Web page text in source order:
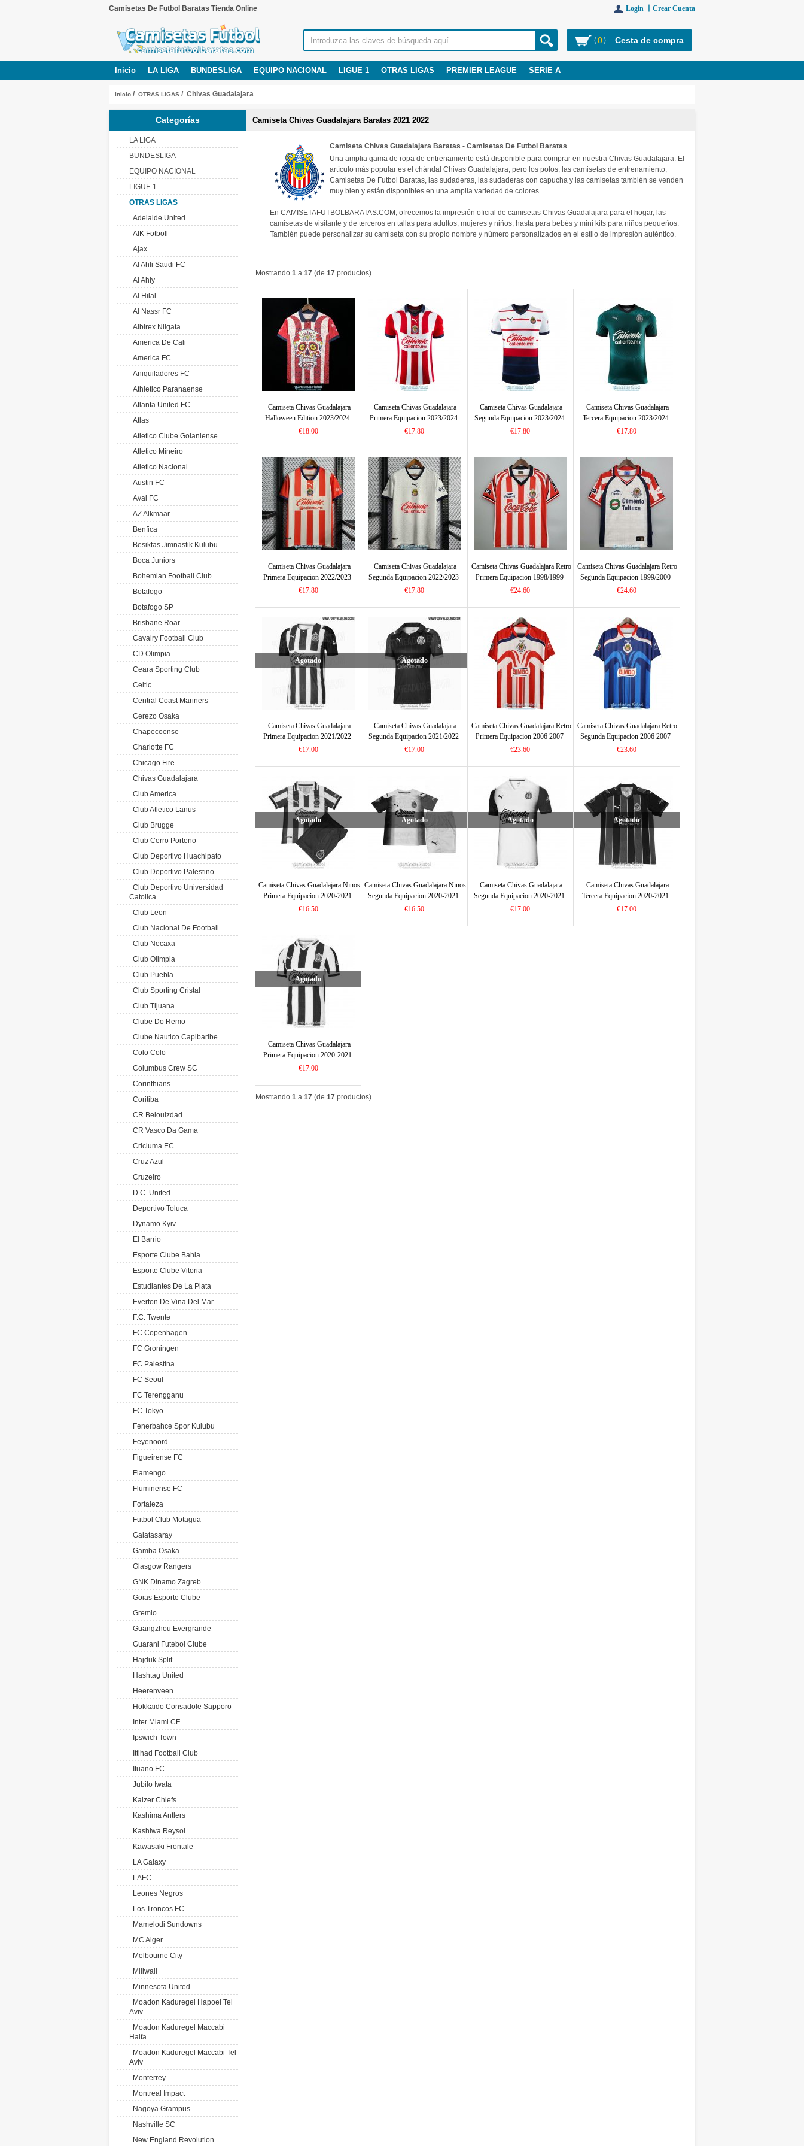
Camisetas De Futbol Baratas Tienda Online Login 丨 Crear Cuenta
(0) Cesta de compra
Inicio LA LIGA BUNDESLIGA EQUIPO NACIONAL LIGUE 1 OTRAS LIGAS PREMIER LEAGUE SERIE A
Inicio / OTRAS LIGAS / Chivas Guadalajara
Categorías
LA LIGA
BUNDESLIGA
EQUIPO NACIONAL
LIGUE 1
OTRAS LIGAS
Adelaide United
AIK Fotboll
Ajax
Al Ahli Saudi FC
Al Ahly
Al Hilal
Al Nassr FC
Albirex Niigata
America De Cali
America FC
Aniquiladores FC
Athletico Paranaense
Atlanta United FC
Atlas
Atletico Clube Goianiense
Atletico Mineiro
Atletico Nacional
Austin FC
Avai FC
AZ Alkmaar
Benfica
Besiktas Jimnastik Kulubu
Boca Juniors
Bohemian Football Club
Botafogo
Botafogo SP
Brisbane Roar
Cavalry Football Club
CD Olimpia
Ceara Sporting Club
Celtic
Central Coast Mariners
Cerezo Osaka
Chapecoense
Charlotte FC
Chicago Fire
Chivas Guadalajara
Club America
Club Atletico Lanus
Club Brugge
Club Cerro Porteno
Club Deportivo Huachipato
Club Deportivo Palestino
Club Deportivo Universidad
Catolica
Club Leon
Club Nacional De Football
Club Necaxa
Club Olimpia
Club Puebla
Club Sporting Cristal
Club Tijuana
Clube Do Remo
Clube Nautico Capibaribe
Colo Colo
Columbus Crew SC
Corinthians
Coritiba
CR Belouizdad
CR Vasco Da Gama
Criciuma EC
Cruz Azul
Cruzeiro
D.C. United
Deportivo Toluca
Dynamo Kyiv
El Barrio
Esporte Clube Bahia
Esporte Clube Vitoria
Estudiantes De La Plata
Everton De Vina Del Mar
F.C. Twente
FC Copenhagen
FC Groningen
FC Palestina
FC Seoul
FC Terengganu
FC Tokyo
Fenerbahce Spor Kulubu
Feyenoord
Figueirense FC
Flamengo
Fluminense FC
Fortaleza
Futbol Club Motagua
Galatasaray
Gamba Osaka
Glasgow Rangers
GNK Dinamo Zagreb
Goias Esporte Clube
Gremio
Guangzhou Evergrande
Guarani Futebol Clube
Hajduk Split
Hashtag United
Heerenveen
Hokkaido Consadole Sapporo
Inter Miami CF
Ipswich Town
Ittihad Football Club
Ituano FC
Jubilo Iwata
Kaizer Chiefs
Kashima Antlers
Kashiwa Reysol
Kawasaki Frontale
LA Galaxy
LAFC
Leones Negros
Los Troncos FC
Mamelodi Sundowns
MC Alger
Melbourne City
Millwall
Minnesota United
Moadon Kaduregel Hapoel Tel
Aviv
Moadon Kaduregel Maccabi
Haifa
Moadon Kaduregel Maccabi Tel
Aviv
Monterrey
Montreal Impact
Nagoya Grampus
Nashville SC
New England Revolution
Camiseta Chivas Guadalajara Baratas 2021 2022
Camiseta Chivas Guadalajara Baratas - Camisetas De Futbol Baratas
Una amplia gama de ropa de entrenamiento está disponible para comprar en nuestra Chivas Guadalajara. El
artículo más popular es el chándal Chivas Guadalajara, pero los polos, las camisetas de entrenamiento,
Camisetas De Futbol Baratas, las sudaderas, las sudaderas con capucha y las camisetas también se venden
muy bien y están disponibles en una amplia variedad de colores.
En CAMISETAFUTBOLBARATAS.COM, ofrecemos la impresión oficial de camisetas Chivas Guadalajara para el hogar, las
camisetas de visitante y de terceros en tallas para adultos, mujeres y niños, hasta para bebés y mini kits para niños pequeños.
También puede personalizar su camiseta con su propio nombre y número personalizados en el estilo de impresión auténtico.
Mostrando 1 a 17 (de 17 productos)
Camiseta Chivas Guadalajara
Halloween Edition 2023/2024
€18.00
Camiseta Chivas Guadalajara
Primera Equipacion 2023/2024
€17.80
Camiseta Chivas Guadalajara
Segunda Equipacion 2023/2024
€17.80
Camiseta Chivas Guadalajara
Tercera Equipacion 2023/2024
€17.80
Camiseta Chivas Guadalajara
Primera Equipacion 2022/2023
€17.80
Camiseta Chivas Guadalajara
Segunda Equipacion 2022/2023
€17.80
Camiseta Chivas Guadalajara Retro
Primera Equipacion 1998/1999
€24.60
Camiseta Chivas Guadalajara Retro
Segunda Equipacion 1999/2000
€24.60
Agotado
Camiseta Chivas Guadalajara
Primera Equipacion 2021/2022
€17.00
Agotado
Camiseta Chivas Guadalajara
Segunda Equipacion 2021/2022
€17.00
Camiseta Chivas Guadalajara Retro
Primera Equipacion 2006 2007
€23.60
Camiseta Chivas Guadalajara Retro
Segunda Equipacion 2006 2007
€23.60
Agotado
Camiseta Chivas Guadalajara Ninos
Primera Equipacion 2020-2021
€16.50
Agotado
Camiseta Chivas Guadalajara Ninos
Segunda Equipacion 2020-2021
€16.50
Agotado
Camiseta Chivas Guadalajara
Segunda Equipacion 2020-2021
€17.00
Agotado
Camiseta Chivas Guadalajara
Tercera Equipacion 2020-2021
€17.00
Agotado
Camiseta Chivas Guadalajara
Primera Equipacion 2020-2021
€17.00
Mostrando 1 a 17 (de 17 productos)